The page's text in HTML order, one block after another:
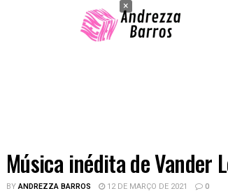
Música inédita de Vander
BYANDREZZA BARROS 12 DE MARÇO DE 2021 0
×